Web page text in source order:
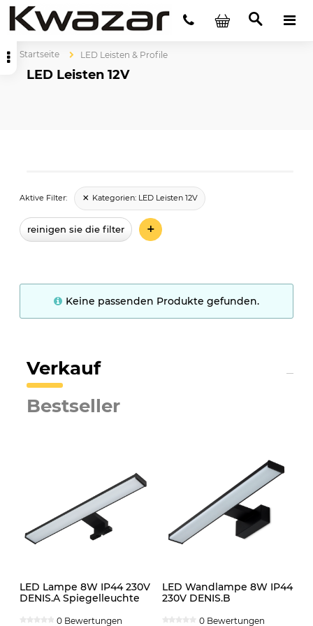
Startseite LED Leisten & Profile
LED Leisten 12V
Aktive Filter: Kategorien: LED Leisten 12V
reinigen sie die filter +
Keine passenden Produkte gefunden.
Verkauf
Bestseller
LED Lampe 8W IP44 230V
DENIS.A Spiegelleuchte
0 Bewertungen
LED Wandlampe 8W IP44
230V DENIS.B
0 Bewertungen